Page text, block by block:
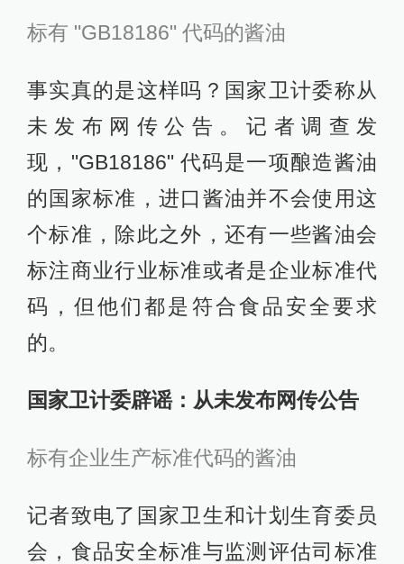
标有 "GB18186" 代码的酱油
事实真的是这样吗？国家卫计委称从
未发布网传公告。记者调查发
现，"GB18186" 代码是一项酿造酱油
的国家标准，进口酱油并不会使用这
个标准，除此之外，还有一些酱油会
标注商业行业标准或者是企业标准代
码，但他们都是符合食品安全要求
的。
国家卫计委辟谣：从未发布网传公告
标有企业生产标准代码的酱油
记者致电了国家卫生和计划生育委员
会，食品安全标准与监测评估司标准